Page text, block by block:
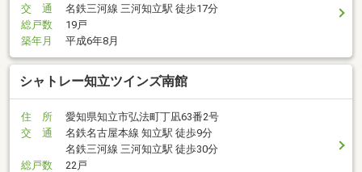
交 通
名鉄三河線 三河知立駅 徒歩17分
総戸数
19戸
築年月
平成6年8月
シャトレー知立ツインズ南館
住 所
愛知県知立市弘法町丁凪63番2号
交 通
名鉄名古屋本線 知立駅 徒歩9分
名鉄三河線 三河知立駅 徒歩30分
総戸数
22戸